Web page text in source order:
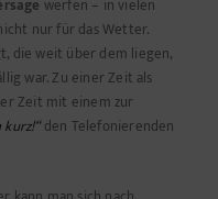
werfen – in vielen
nur für das Wetter.
die weit über dem liegen,
war. Zu einer Zeit als
Zeit mit einem zur
kurz!“den Telefonierenden